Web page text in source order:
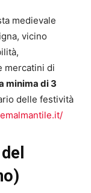
medievale
a, vicino
mercatini di
minima di 3
delle festività